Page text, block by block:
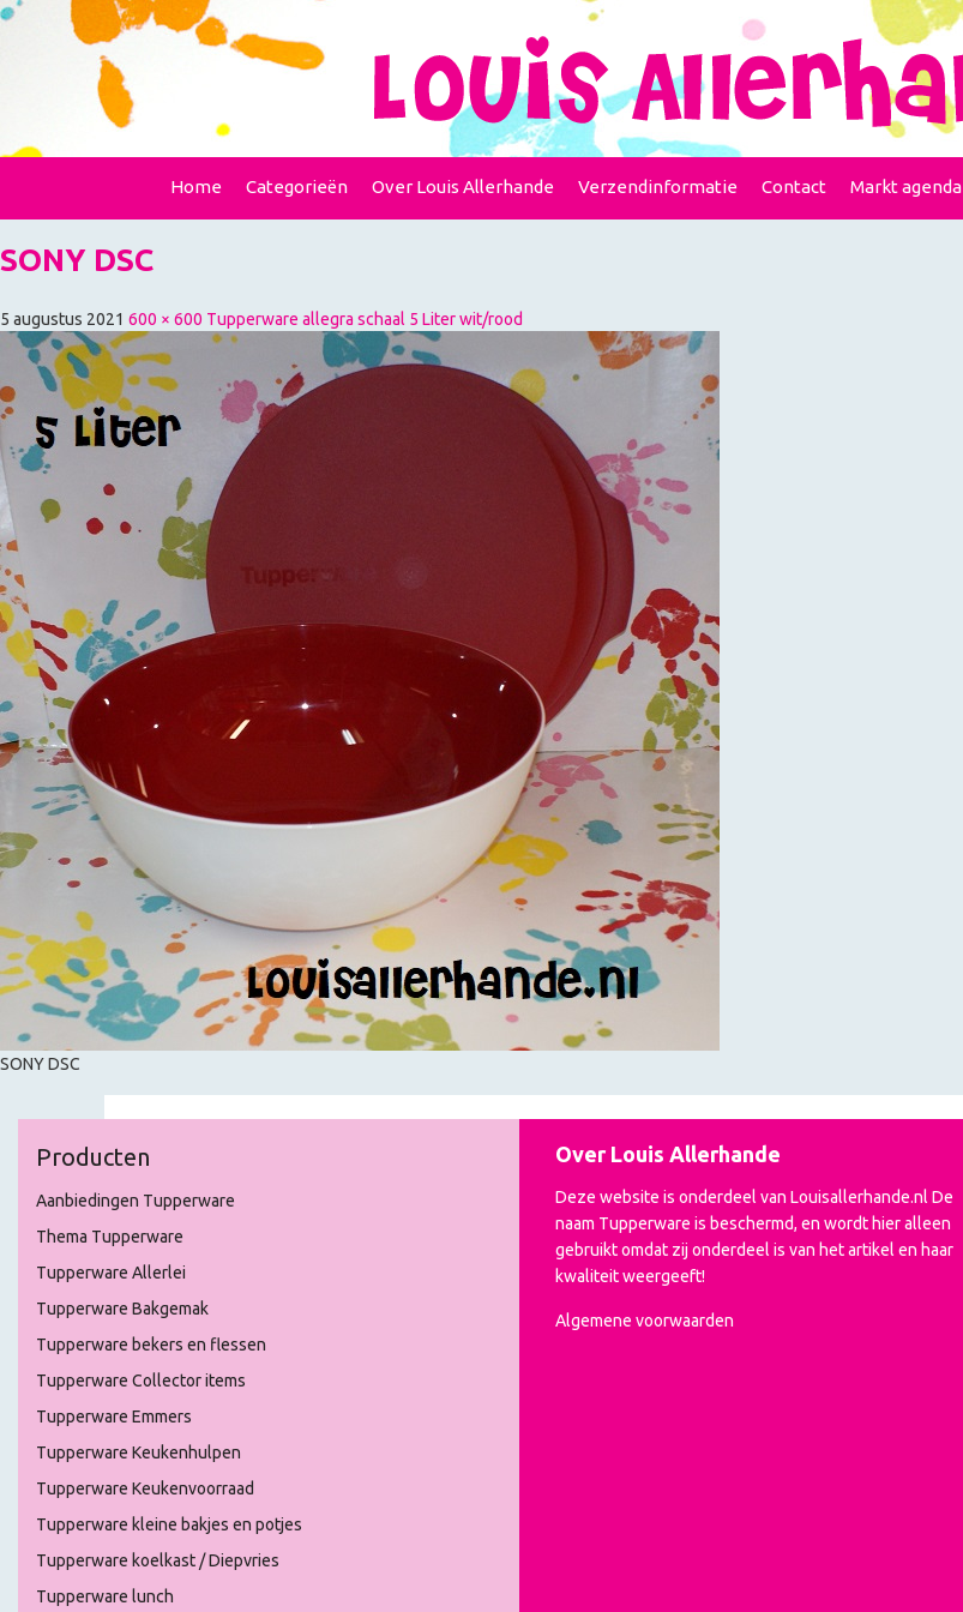
Home Categorieën Over Louis Allerhande Verzendinformatie Contact Markt agenda
SONY DSC
5 augustus 2021 600 × 600 Tupperware allegra schaal 5 Liter wit/rood
SONY DSC
Producten
Aanbiedingen Tupperware
Thema Tupperware
Tupperware Allerlei
Tupperware Bakgemak
Tupperware bekers en flessen
Tupperware Collector items
Tupperware Emmers
Tupperware Keukenhulpen
Tupperware Keukenvoorraad
Tupperware kleine bakjes en potjes
Tupperware koelkast / Diepvries
Tupperware lunch
Over Louis Allerhande
Deze website is onderdeel van Louisallerhande.nl De
naam Tupperware is beschermd, en wordt hier alleen
gebruikt omdat zij onderdeel is van het artikel en haar
kwaliteit weergeeft!
Algemene voorwaarden